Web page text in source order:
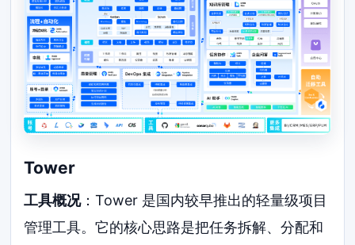
Tower
工具概况：Tower 是国内较早推出的轻量级项目
管理工具。它的核心思路是把任务拆解、分配和